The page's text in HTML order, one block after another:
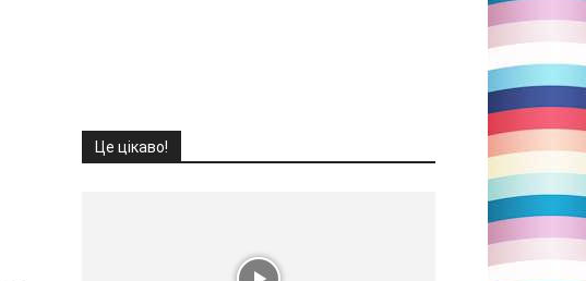
Це цікаво!